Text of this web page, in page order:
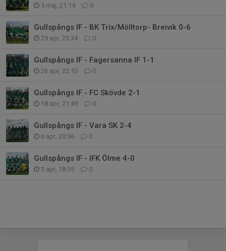
5 maj, 21:14 0
Gullspångs IF - BK Trix/Mölltorp- Breivik 0-6
29 apr, 23:34 0
Gullspångs IF - Fagersanna IF 1-1
26 apr, 22:10 0
Gullspångs IF - FC Skövde 2-1
18 apr, 21:49 0
Gullspångs IF - Vara SK 2-4
6 apr, 20:36 0
Gullspångs IF - IFK Ölme 4-0
3 apr, 18:35 0